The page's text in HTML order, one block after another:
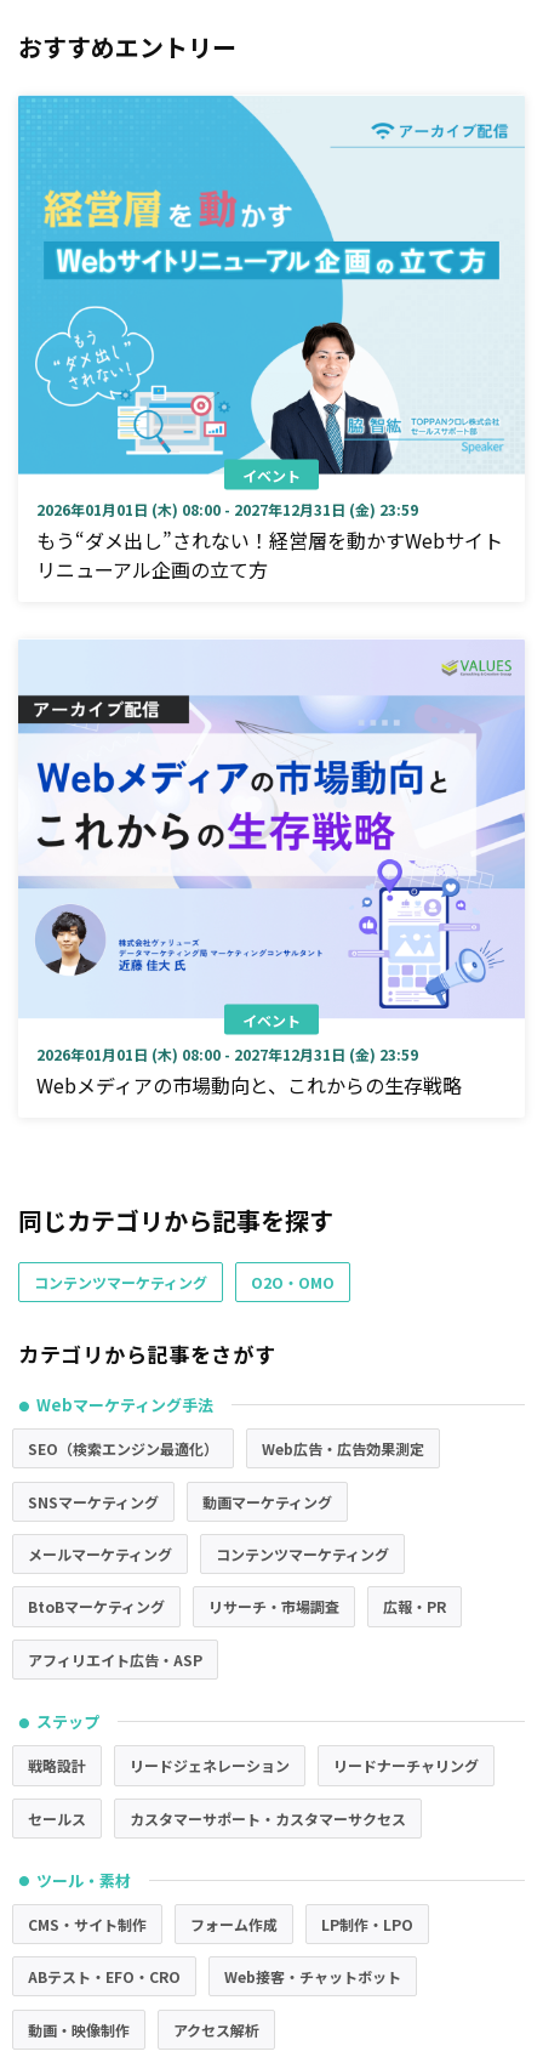
おすすめエントリー
イベント
2026年01月01日 (木) 08:00 - 2027年12月31日 (金) 23:59
もう“ダメ出し”されない！経営層を動かすWebサイト
リニューアル企画の立て方
イベント
2026年01月01日 (木) 08:00 - 2027年12月31日 (金) 23:59
Webメディアの市場動向と、これからの生存戦略
同じカテゴリから記事を探す
コンテンツマーケティング O2O・OMO
カテゴリから記事をさがす
● Webマーケティング手法
SEO（検索エンジン最適化） Web広告・広告効果測定
SNSマーケティング 動画マーケティング
メールマーケティング コンテンツマーケティング
BtoBマーケティング リサーチ・市場調査 広報・PR
アフィリエイト広告・ASP
● ステップ
戦略設計 リードジェネレーション リードナーチャリング
セールス カスタマーサポート・カスタマーサクセス
● ツール・素材
CMS・サイト制作 フォーム作成 LP制作・LPO
ABテスト・EFO・CRO Web接客・チャットボット
動画・映像制作 アクセス解析